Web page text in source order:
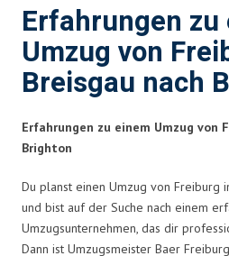
Erfahrungen zu
Umzug von
Breisgau nach
Erfahrungen zu einem Umzug von
Brighton
Du planst einen Umzug von Freiburg
und bist auf der Suche nach einem
Umzugsunternehmen, das dir
Dann ist Umzugsmeister Baer